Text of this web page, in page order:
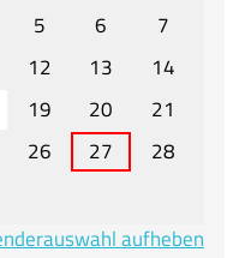
5 6
7
12 13
14
19 20
21
26 27
28
aufheben